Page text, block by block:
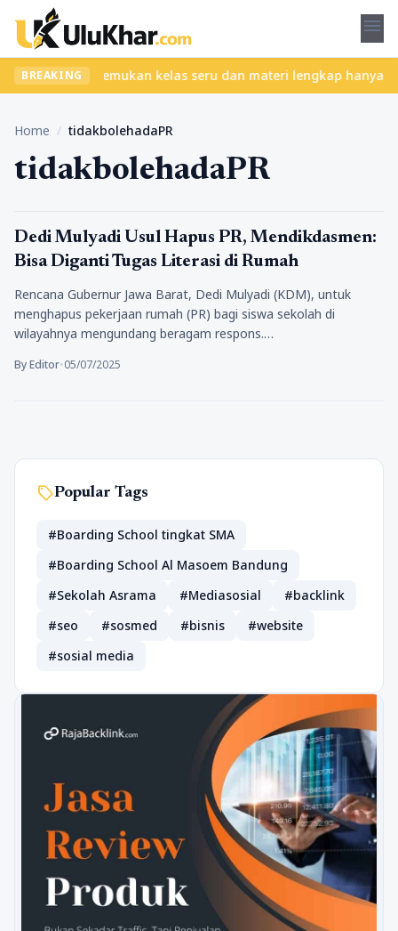
menu
BREAKING
ribet? Temukan kelas seru dan materi lengkap hanya di
Home / tidakbolehadaPR
tidakbolehadaPR
Pendidikan
Dedi Mulyadi Usul Hapus PR, Mendikdasmen:
Bisa Diganti Tugas Literasi di Rumah
Rencana Gubernur Jawa Barat, Dedi Mulyadi (KDM), untuk
menghapus pekerjaan rumah (PR) bagi siswa sekolah di
wilayahnya mengundang beragam respons.…
By Editor•05/07/2025
sellPopular Tags
#Boarding School tingkat SMA
#Boarding School Al Masoem Bandung
#Sekolah Asrama
#Mediasosial
#backlink
#seo
#sosmed #bisnis
#website
#sosial media